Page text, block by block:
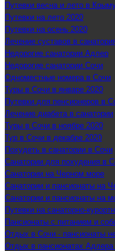
Путевки весна и лето в
Путевки на лето 2020
Путевки на осень 2020
Лечение суставов в
Недорогие санатории Адлер
Недорогие санатории Сочи
Одноместные номера в Сочи
Туры в Сочи в январе 2020
Путевки для пенсионеров в
Лечение диабета в санатории
Туры в Сочи в ноябре 2020
Тур в Сочи в декабре 2020
Похудеть в санатории в Сочи
Санатории для похудения в
Санатории на Черном море
Санатории и пансионаты на
Санатории и пансионаты на
Путевки на санаторно-
Пансионаты с питанием и
Отдых в Сочи - пансионаты
Отдых в пансионатах Адлера